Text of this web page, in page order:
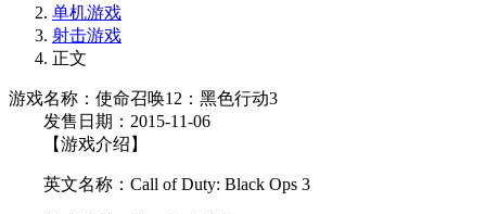
单机游戏
射击游戏
正文
游戏名称：使命召唤12：黑色行动3
发售日期：2015-11-06
【游戏介绍】
英文名称：Call of Duty: Black Ops 3